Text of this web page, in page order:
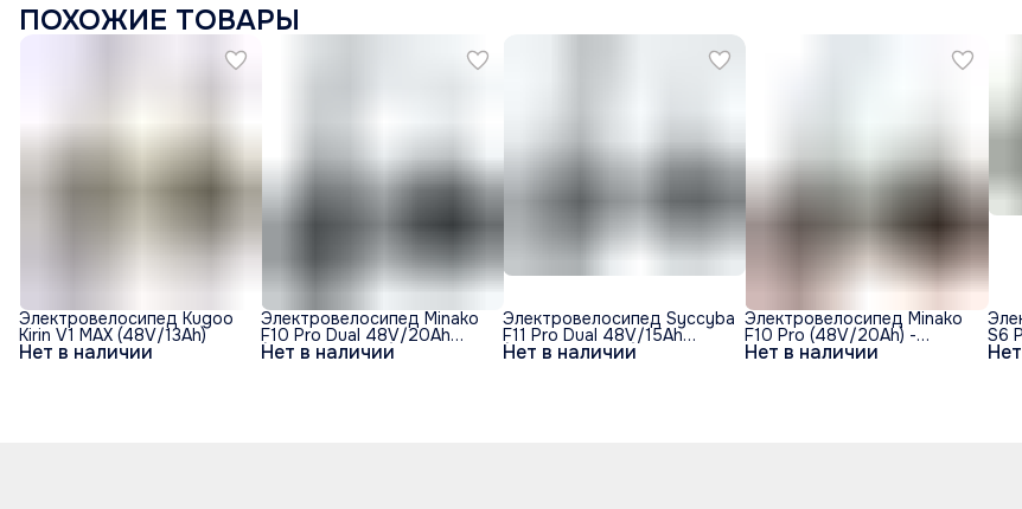
ПОХОЖИЕ ТОВАРЫ
Нет в наличии
Электровелосипед Kugoo
Kirin V1 MAX (48V/13Ah)
Нет в наличии
Электровелосипед Minako
F10 Pro Dual 48V/20Ah
(полный привод) - Черный Нет в наличии
Электровелосипед Syccyba
F11 Pro Dual 48V/15Ah
(полный привод) - Серый Нет в наличии
Электровелосипед Minako
F10 Pro (48V/20Ah) -
Желтый обод
S6